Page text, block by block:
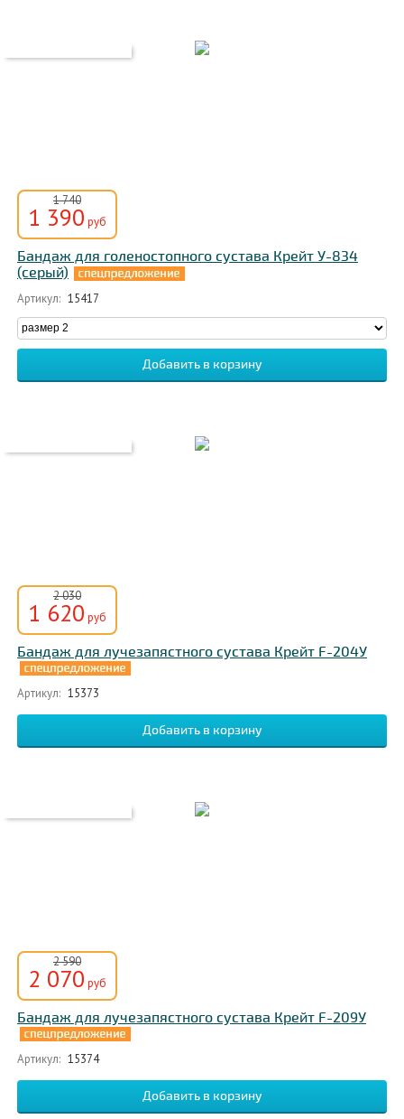
1 740
1 390 руб
Бандаж для голеностопного сустава Крейт У-834
(серый)
Артикул: 15417
2 030
1 620 руб
Бандаж для лучезапястного сустава Крейт F-204У
Артикул: 15373
2 590
2 070 руб
Бандаж для лучезапястного сустава Крейт F-209У
Артикул: 15374